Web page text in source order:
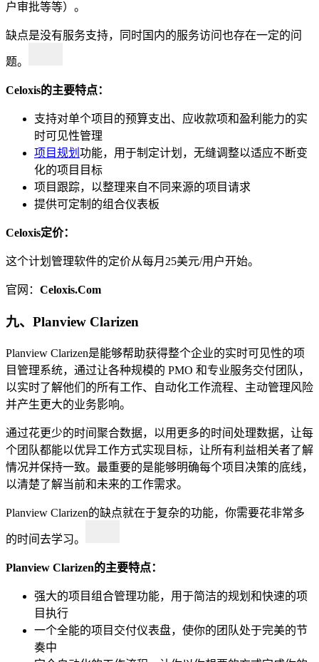
户审批等等）。
缺点是没有服务支持，同时国内的服务访问也存在一定的问
题。
Celoxis的主要特点：
支持对单个项目的预算支出、应收款项和盈利能力的实
时可见性管理
项目规划 功能，用于制定计划，无缝调整以适应不断变
化的项目目标
项目跟踪，以整理来自不同来源的项目请求
提供可定制的组合仪表板
Celoxis定价：
这个计划管理软件的定价从每月25美元/用户开始。
官网： Celoxis.Com
九、Planview Clarizen
Planview Clarizen是能够帮助获得整个企业的实时可见性的项
目管理系统，通过让各种规模的 PMO 和专业服务交付团队，
以实时了解他们的所有工作、自动化工作流程、主动管理风险
并产生更大的业务影响。
通过花更少的时间聚合数据，以用更多的时间处理数据，让每
个团队都能以优异工作方式实现目标，让所有利益相关者了解
情况并保持一致。最重要的是能够明确每个项目决策的底线，
以清楚了解当前和未来的工作需求。
Planview Clarizen的缺点就在于复杂的功能，你需要花非常多
的时间去学习。
Planview Clarizen的主要特点：
强大的项目组合管理功能，用于简洁的规划和快速的项
目执行
一个全能的项目交付仪表盘，使你的团队处于完美的节
奏中